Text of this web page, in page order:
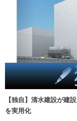
【独自】清水建設が建
を実用化